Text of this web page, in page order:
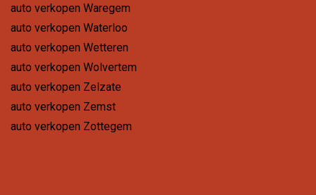
auto verkopen Waregem
auto verkopen Waterloo
auto verkopen Wetteren
auto verkopen Wolvertem
auto verkopen Zelzate
auto verkopen Zemst
auto verkopen Zottegem